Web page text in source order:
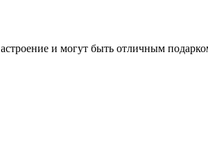
и могут быть отличным